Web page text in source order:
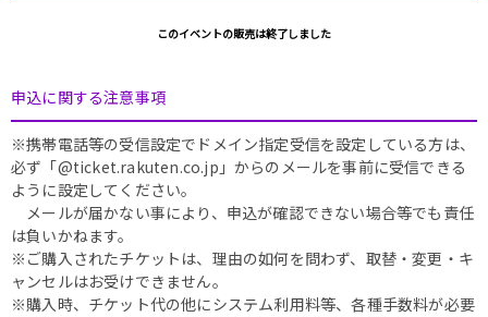
このイベントの販売は終了しました
申込に関する注意事項
※携帯電話等の受信設定でドメイン指定受信を設定している方は、
必ず「@ticket.rakuten.co.jp」からのメールを事前に受信できる
ように設定してください。
メールが届かない事により、申込が確認できない場合等でも責任
は負いかねます。
※ご購入されたチケットは、理由の如何を問わず、取替・変更・キ
ャンセルはお受けできません。
※購入時、チケット代の他にシステム利用料等、各種手数料が必要